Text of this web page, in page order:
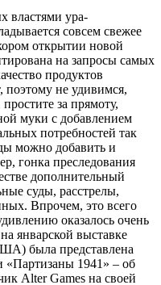
властями ура-
совсем свежее
открытии новой
на запросы самых
продуктов
поэтому не удивимся,
за прямоту,
муки с добавлением
потребностей так
можно добавить и
гонка преследования
дополнительный
суды, расстрелы,
Впрочем, это всего
оказалось очень
январской выставке
была представлена
«Партизаны 1941» – об
Alter Games на своей